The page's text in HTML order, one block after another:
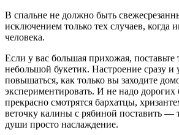
В спальне не должно быть
исключением только тех случаев, когда
человека.
Если у вас большая прихожая,
небольшой букетик. Настроение сразу и
повышаться, как только вы заходите
экспериментировать. И не надо дорогих
прекрасно смотрятся бархатцы,
веточку калины с рябиной поставить —
души просто наслаждение.